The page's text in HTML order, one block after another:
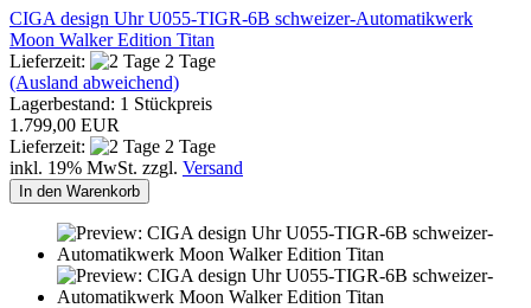
CIGA design Uhr U055-TIGR-6B schweizer-Automatikwerk
Moon Walker Edition Titan
Lieferzeit:
2 Tage
(Ausland abweichend)
Lagerbestand: 1 Stückpreis
1.799,00 EUR
Lieferzeit:
2 Tage
inkl. 19% MwSt. zzgl. Versand
In den Warenkorb